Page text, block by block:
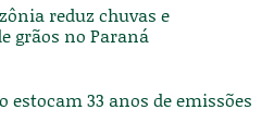
reduz chuvas e
grãos no Paraná
estocam 33 anos de emissões